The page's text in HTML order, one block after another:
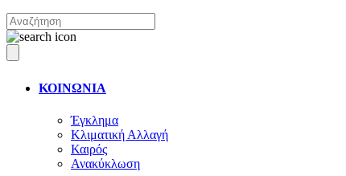
ΚΟΙΝΩΝΙΑ
Έγκλημα
Κλιματική Αλλαγή
Καιρός
Ανακύκλωση